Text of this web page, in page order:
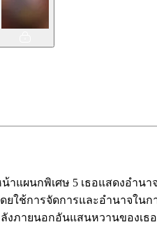
แผนกพิเศษ 5 เธอแสดงอำน
ช้การจัดการและอำนาจในกา
งภายนอกอันแสนหวานของเธอ